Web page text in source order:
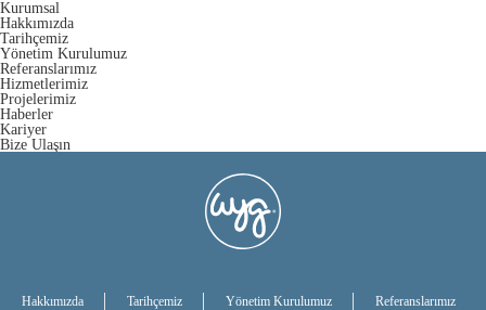
Kurumsal
Hakkımızda
Tarihçemiz
Yönetim Kurulumuz
Referanslarımız
Hizmetlerimiz
Projelerimiz
Haberler
Kariyer
Bize Ulaşın
Hakkımızda Tarihçemiz Yönetim Kurulumuz Referanslarımız